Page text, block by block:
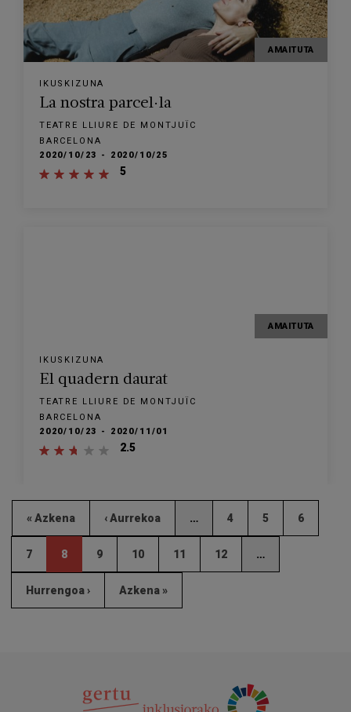
AMAITUTA
IKUSKIZUNA
La nostra parcel·la
TEATRE LLIURE DE MONTJUÏC
BARCELONA
2020/10/23 - 2020/10/25
5
AMAITUTA
IKUSKIZUNA
El quadern daurat
TEATRE LLIURE DE MONTJUÏC
BARCELONA
2020/10/23 - 2020/11/01
2.5
« Azkena ‹ Aurrekoa … 4 5 6
7 8 9 10 11 12 …
Hurrengoa › Azkena »